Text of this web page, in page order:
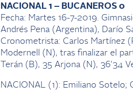
NACIONAL 1 – BUCANEROS 0
Fecha: Martes 16-7-2019.
Andrés Pena (Argentina), Darío
Cronometrista: Carlos Martínez
Modernell (N), tras finalizar el
Terán (B), 35 Arjona (N), 36’34
NACIONAL (1): Emiliano Sotelo;